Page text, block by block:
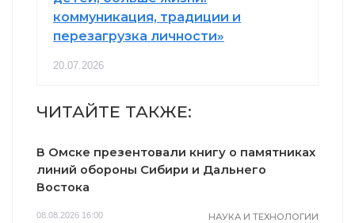
коммуникация, традиции и
перезагрузка личности»
20.07.2026
ЧИТАЙТЕ ТАКЖЕ:
В Омске презентовали книгу о памятниках
линий обороны Сибири и Дальнего
Востока
08.08.2026 16:00 НАУКА И ТЕХНОЛОГИИ